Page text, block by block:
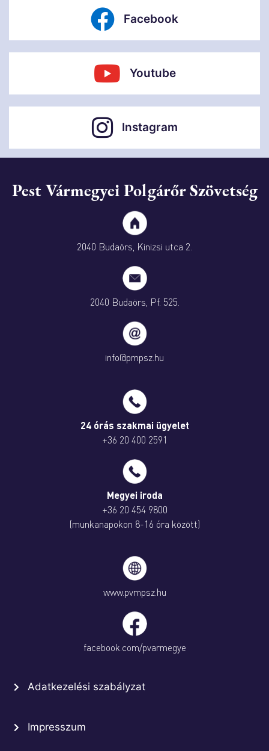
Facebook
Youtube
Instagram
Pest Vármegyei Polgárőr Szövetség
2040 Budaörs, Kinizsi utca 2.
2040 Budaörs, Pf. 525.
info@pmpsz.hu
24 órás szakmai ügyelet
+36 20 400 2591
Megyei iroda
+36 20 454 9800
(munkanapokon 8-16 óra között)
www.pvmpsz.hu
facebook.com/pvarmegye
Adatkezelési szabályzat
Impresszum